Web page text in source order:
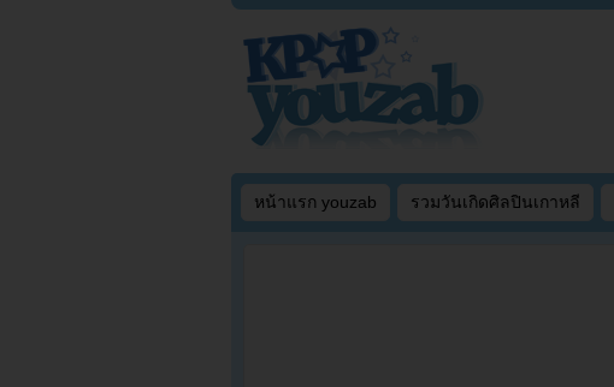
หน้าแรก youzab รวมวันเกิดศิลปินเกาหลี